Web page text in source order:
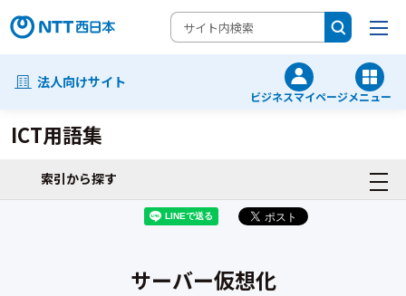
法人向けサイト
ビジネスマイページメニュー
ICT用語集
索引から探す
サーバー仮想化